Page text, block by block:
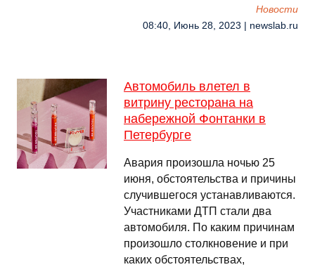
Новости
08:40, Июнь 28, 2023 | newslab.ru
Автомобиль влетел в
витрину ресторана на
набережной Фонтанки в
Петербурге
Авария произошла ночью 25
июня, обстоятельства и причины
случившегося устанавливаются.
Участниками ДТП стали два
автомобиля. По каким причинам
произошло столкновение и при
каких обстоятельствах,